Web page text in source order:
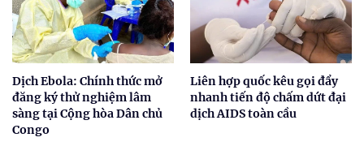
Dịch Ebola: Chính thức mở
đăng ký thử nghiệm lâm
sàng tại Cộng hòa Dân chủ
Congo
Liên hợp quốc kêu gọi đẩy
nhanh tiến độ chấm dứt đại
dịch AIDS toàn cầu